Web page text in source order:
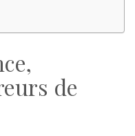
de